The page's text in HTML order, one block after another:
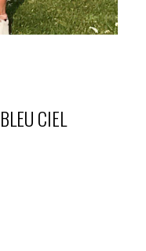
CIEL